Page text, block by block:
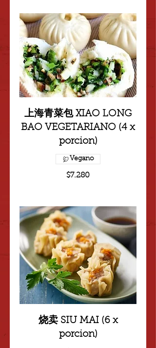
上海青菜包 XIAO LONG
BAO VEGETARIANO (4 x
porcion)
$7.280
Vegano
烧卖 SIU MAI (6 x
porcion)